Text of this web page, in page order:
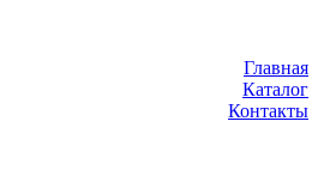
Главная
Каталог
Контакты